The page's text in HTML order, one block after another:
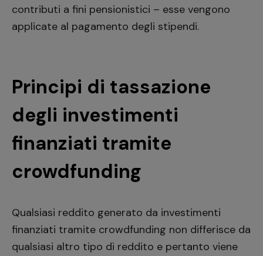
contributi a fini pensionistici – esse vengono
applicate al pagamento degli stipendi.
Principi di tassazione
degli investimenti
finanziati tramite
crowdfunding
Qualsiasi reddito generato da investimenti
finanziati tramite crowdfunding non differisce da
qualsiasi altro tipo di reddito e pertanto viene